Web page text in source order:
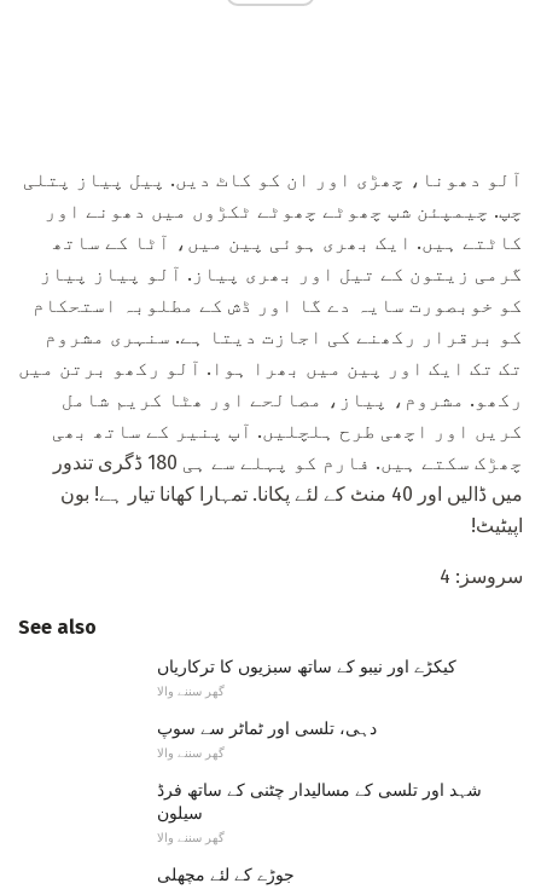
آلو دھونا، چھڑی اور ان کو کاٹ دیں. پیل پیاز پتلی
چپ. چیمپئن شپ چھوٹے چھوٹے ٹکڑوں میں دھونے اور
کاٹتے ہیں. ایک بھری ہوئی پین میں، آٹا کے ساتھ
گرمی زیتون کے تیل اور بھری پیاز. آلو پیاز پیاز
کو خوبصورت سایہ دے گا اور ڈش کے مطلوبہ استحکام
کو برقرار رکھنے کی اجازت دیتا ہے. سنہری مشروم
تک تک ایک اور پین میں بھرا ہوا. آلو رکھو برتن میں
رکھو. مشروم، پیاز، مصالحے اور ھٹا کریم شامل
کریں اور اچھی طرح ہلچلیں. آپ پنیر کے ساتھ بھی
چھڑک سکتے ہیں. فارم کو پہلے سے ہی 180 ڈگری تندور
میں ڈالیں اور 40 منٹ کے لئے پکانا. تمہارا کھانا تیار ہے! بون
اپیٹیٹ!
سروسز: 4
See also
کیکڑے اور نیبو کے ساتھ سبزیوں کا ترکاریاں
گھر سننے والا
دہی، تلسی اور ٹماٹر سے سوپ
گھر سننے والا
شہد اور تلسی کے مسالیدار چٹنی کے ساتھ فرڈ
سیلون
گھر سننے والا
جوڑے کے لئے مچھلی